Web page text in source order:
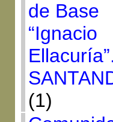
de Base
“Ignacio
Ellacuría”.
(1)